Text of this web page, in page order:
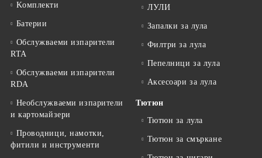
Kомплекти
Батерии
Обслужваеми изпарители
RTA
Обслужваеми изпарители
RDA
Необслужваеми изпарители
и картомайзери
Проводници, намотки,
фитили и инструменти
ЛУЛИ
Запалки за лула
Филтри за лула
Пепелници за лула
Аксесоари за лула
Тютюн
Тютюн за лула
Тютюн за смъркане